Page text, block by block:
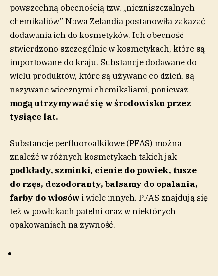
powszechną obecnością tzw. „niezniszczalnych
chemikaliów” Nowa Zelandia postanowiła zakazać
dodawania ich do kosmetyków. Ich obecność
stwierdzono szczególnie w kosmetykach, które są
importowane do kraju. Substancje dodawane do
wielu produktów, które są używane co dzień, są
nazywane wiecznymi chemikaliami, ponieważ
mogą utrzymywać się w środowisku przez
tysiące lat.
Substancje perfluoroalkilowe (PFAS) można
znaleźć w różnych kosmetykach takich jak
podkłady, szminki, cienie do powiek, tusze
do rzęs, dezodoranty, balsamy do opalania,
farby do włosów i wiele innych. PFAS znajdują się
też w powłokach patelni oraz w niektórych
opakowaniach na żywność.